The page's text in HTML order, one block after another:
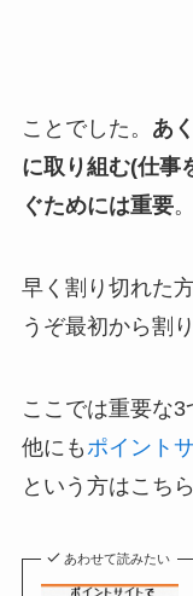
ことでした。 あ
に取り組む(仕事
ぐためには重要。
早く割り切れた
うぞ最初から割
ここでは重要な3
他にも ポイント
という方はこち
あわせて読みたい